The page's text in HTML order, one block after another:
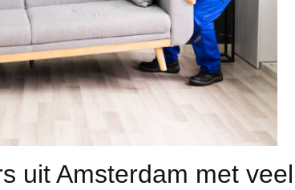
uit Amsterdam met